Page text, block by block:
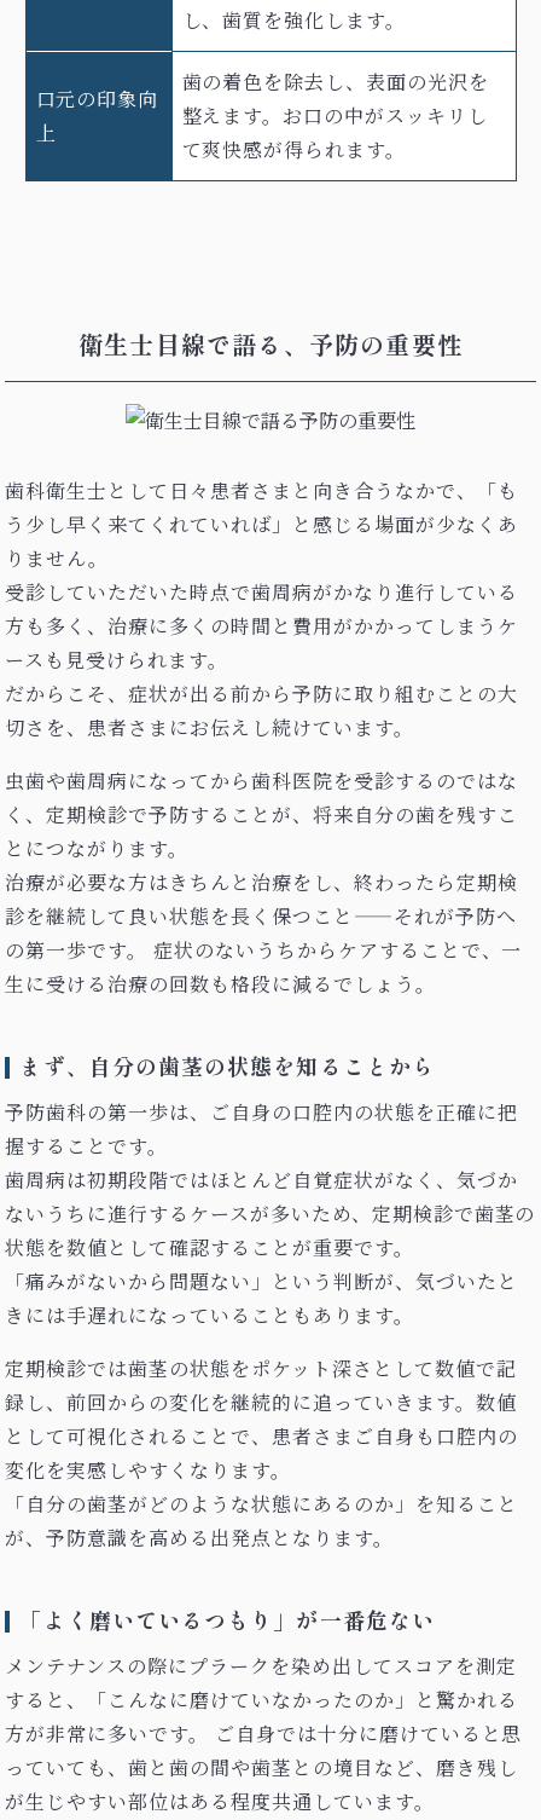
し、歯質を強化します。
口元の印象向
上
歯の着色を除去し、表面の光沢を
整えます。お口の中がスッキリし
て爽快感が得られます。
衛生士目線で語る、予防の重要性
歯科衛生士として日々患者さまと向き合うなかで、「も
う少し早く来てくれていれば」と感じる場面が少なくあ
りません。
受診していただいた時点で歯周病がかなり進行している
方も多く、治療に多くの時間と費用がかかってしまうケ
ースも見受けられます。
だからこそ、症状が出る前から予防に取り組むことの大
切さを、患者さまにお伝えし続けています。
虫歯や歯周病になってから歯科医院を受診するのではな
く、定期検診で予防することが、将来自分の歯を残すこ
とにつながります。
治療が必要な方はきちんと治療をし、終わったら定期検
診を継続して良い状態を長く保つこと——それが予防へ
の第一歩です。 症状のないうちからケアすることで、一
生に受ける治療の回数も格段に減るでしょう。
まず、自分の歯茎の状態を知ることから
予防歯科の第一歩は、ご自身の口腔内の状態を正確に把
握することです。
歯周病は初期段階ではほとんど自覚症状がなく、気づか
ないうちに進行するケースが多いため、定期検診で歯茎の
状態を数値として確認することが重要です。
「痛みがないから問題ない」という判断が、気づいたと
きには手遅れになっていることもあります。
定期検診では歯茎の状態をポケット深さとして数値で記
録し、前回からの変化を継続的に追っていきます。数値
として可視化されることで、患者さまご自身も口腔内の
変化を実感しやすくなります。
「自分の歯茎がどのような状態にあるのか」を知ること
が、予防意識を高める出発点となります。
「よく磨いているつもり」が一番危ない
メンテナンスの際にプラークを染め出してスコアを測定
すると、「こんなに磨けていなかったのか」と驚かれる
方が非常に多いです。 ご自身では十分に磨けていると思
っていても、歯と歯の間や歯茎との境目など、磨き残し
が生じやすい部位はある程度共通しています。